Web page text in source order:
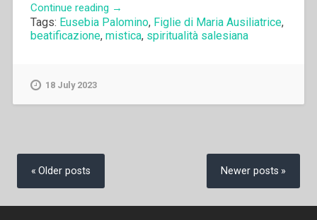
Continue reading “Antonio
Calero
–
del
→
Tags: Eusebia Palomino, Figlie di Maria Ausiliatrice,
beatificazione, mistica, spiritualità salesiana
18 July 2023
Posts
navigation
Older posts Newer posts